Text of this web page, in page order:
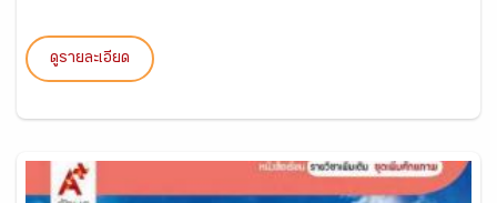
ดูรายละเอียด